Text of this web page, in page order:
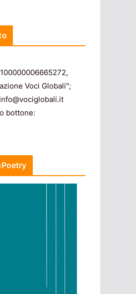
Voci Globali";
bottone: